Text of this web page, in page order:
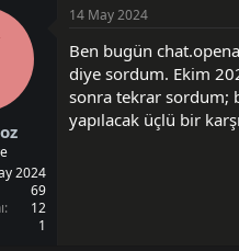
2024
69
12
1
14 May 2024
Ben bugün
diye sordum. Ekim
sonra tekrar sordum;
yapılacak üçlü bir